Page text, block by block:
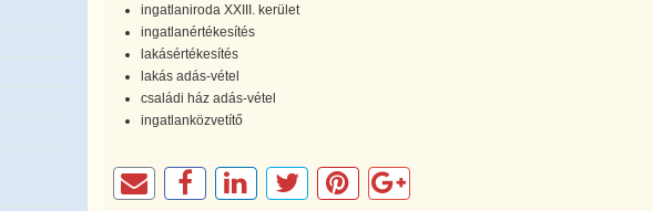
ingatlaniroda XXIII. kerület
ingatlanértékesítés
lakásértékesítés
lakás adás-vétel
családi ház adás-vétel
ingatlanközvetítő